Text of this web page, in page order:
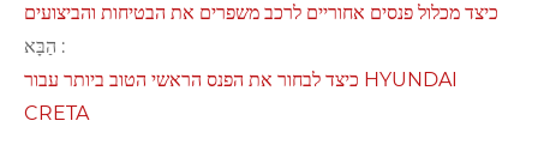
כיצד מכלול פנסים אחוריים לרכב משפרים את הבטיחות והביצועים
הַבָּא :
כיצד לבחור את הפנס הראשי הטוב ביותר עבור HYUNDAI
CRETA